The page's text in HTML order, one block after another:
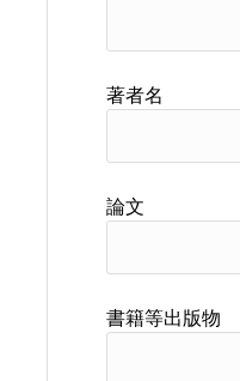
著者名
論文
書籍等出版物